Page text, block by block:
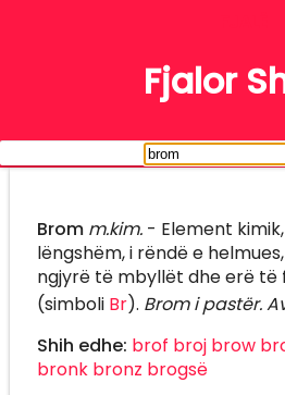
Fjalor
Brom m.kim.- Element kimik,
lëngshëm, i rëndë e helmues,
ngjyrë të mbyllët dhe erë
(simboli Br). Brom i pastër.
Shih edhe: brof broj brow
bronk bronz brogsë